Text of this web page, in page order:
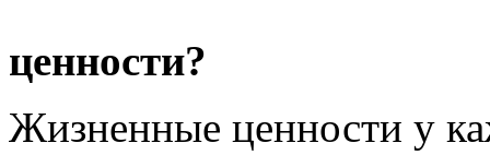
ценности?
Жизненные ценности у